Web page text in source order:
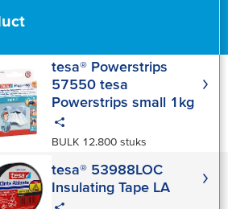
tesa® Powerstrips
57550 tesa
Powerstrips small 1kg
BULK 12.800 stuks
tesa® 53988LOC
Insulating Tape LA